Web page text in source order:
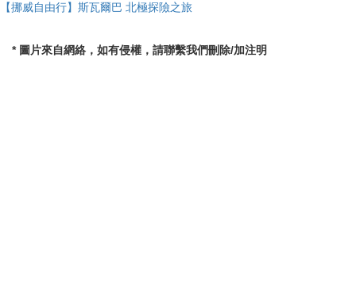
【挪威自由行】斯瓦爾巴 北極探險之旅
* 圖片來自網絡，如有侵權，請聯繫我們刪除/加注明